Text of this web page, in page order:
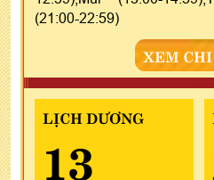
(21:00-22:59)
XEM
LỊCH DƯƠNG
13